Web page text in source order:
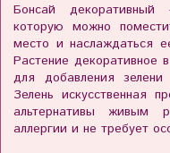
Бонсай
которую можно
место и наслаждаться
Растение декоративное
для добавления
Зелень искусственная
альтернативы живым
аллергии и не требует